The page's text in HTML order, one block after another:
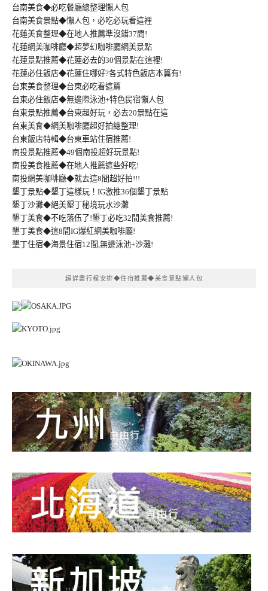
台南美食◆必吃餐廳總整理懶人包
台南美食景點◆懶人包，必吃必玩看這裡
花蓮美食整理◆在地人推薦準沒錯37間!
花蓮網美咖啡廳◆超夢幻咖啡廳網美景點
花蓮景點推薦◆花蓮必去的30個景點在這裡!
花蓮必住飯店◆花蓮住哪好?各式特色飯店本篇有!
台東美食整理◆台東必吃看這篇
台東必住飯店◆無邊際泳池+特色民宿懶人包
台東景點推薦◆台東超好玩，必去20景點在這
台東美食◆網美咖啡廳超好拍總整理!
台東飯店特輯◆台東車站住宿推薦!
南投景點推薦◆49個南投超好玩景點!
南投美食推薦◆在地人推薦這些好吃!
南投網美咖啡廳◆就去這8間超好拍!!!
墾丁景點◆墾丁這樣玩！IG激推36個墾丁景點
墾丁沙灘◆絕美墾丁秘境玩水沙灘
墾丁美食◆不吃落伍了!墾丁必吃32間美食推薦!
墾丁美食◆這8間IG爆紅網美咖啡廳!
墾丁住宿◆海景住宿12間,無邊泳池+沙灘!
超詳盡行程安排◆住宿推薦◆美食景點懶人包